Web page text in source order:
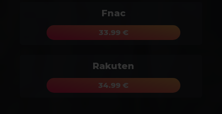
Fnac
33.99 €
Rakuten
34.99 €